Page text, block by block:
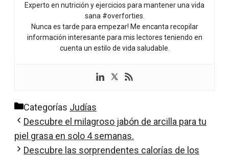
Experto en nutrición y ejercicios para mantener una vida
sana #overforties.
Nunca es tarde para empezar! Me encanta recopilar
información interesante para mis lectores teniendo en
cuenta un estilo de vida saludable.
Categorías Judías
Descubre el milagroso jabón de arcilla para tu
piel grasa en solo 4 semanas.
Descubre las sorprendentes calorías de los